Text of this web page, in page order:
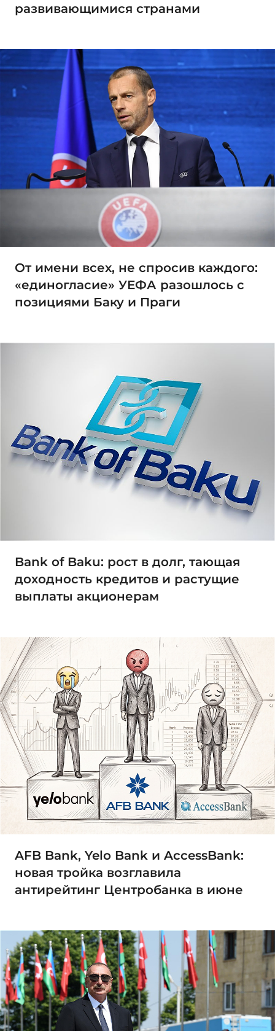
развивающимися странами
От имени всех, не спросив каждого:
«единогласие» УЕФА разошлось с
позициями Баку и Праги
Bank of Baku: рост в долг, тающая
доходность кредитов и растущие
выплаты акционерам
AFB Bank, Yelo Bank и AccessBank:
новая тройка возглавила
антирейтинг Центробанка в июне